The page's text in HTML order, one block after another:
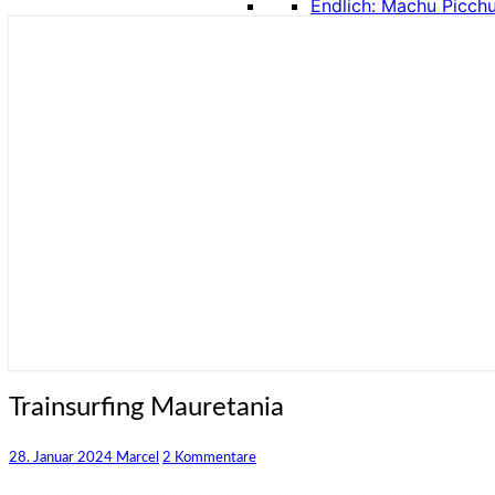
Endlich: Machu Picchu
Trainsurfing
Trainsurfing Mauretania
28. Januar 2024 Marcel Kommentare
2 Kommentare